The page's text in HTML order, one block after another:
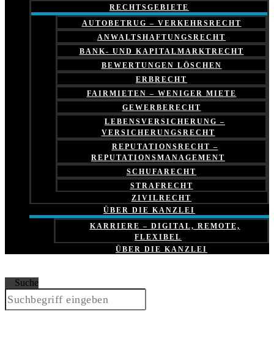
RECHTSGEBIETE
AUTOBETRUG – VERKEHRSRECHT
ANWALTSHAFTUNGSRECHT
BANK- UND KAPITALMARKTRECHT
BEWERTUNGEN LÖSCHEN
ERBRECHT
FAIRMIETEN – WENIGER MIETE
GEWERBERECHT
LEBENSVERSICHERUNG –
VERSICHERUNGSRECHT
REPUTATIONSRECHT –
REPUTATIONSMANAGEMENT
SCHUFARECHT
STRAFRECHT
ZIVILRECHT
ÜBER DIE KANZLEI
KARRIERE – DIGITAL, REMOTE,
FLEXIBEL
ÜBER DIE KANZLEI
Suche